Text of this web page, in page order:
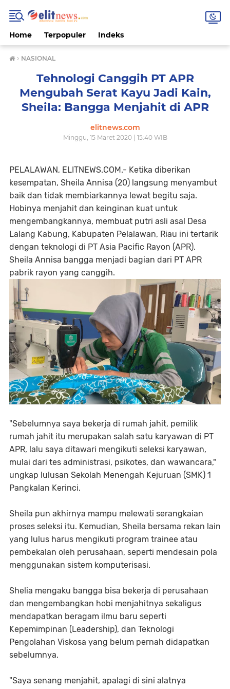
Home Terpopuler Indeks
› NASIONAL
Tehnologi Canggih PT APR
Mengubah Serat Kayu Jadi Kain,
Sheila: Bangga Menjahit di APR
elitnews.com
Minggu, 15 Maret 2020 | 15:40 WIB
PELALAWAN, ELITNEWS.COM.- Ketika diberikan
kesempatan, Sheila Annisa (20) langsung menyambut
baik dan tidak membiarkannya lewat begitu saja.
Hobinya menjahit dan keinginan kuat untuk
mengembangkannya, membuat putri asli asal Desa
Lalang Kabung, Kabupaten Pelalawan, Riau ini tertarik
dengan teknologi di PT Asia Pacific Rayon (APR).
Sheila Annisa bangga menjadi bagian dari PT APR
pabrik rayon yang canggih.
"Sebelumnya saya bekerja di rumah jahit, pemilik
rumah jahit itu merupakan salah satu karyawan di PT
APR, lalu saya ditawari mengikuti seleksi karyawan,
mulai dari tes administrasi, psikotes, dan wawancara,"
ungkap lulusan Sekolah Menengah Kejuruan (SMK) 1
Pangkalan Kerinci.
Sheila pun akhirnya mampu melewati serangkaian
proses seleksi itu. Kemudian, Sheila bersama rekan lain
yang lulus harus mengikuti program trainee atau
pembekalan oleh perusahaan, seperti mendesain pola
menggunakan sistem komputerisasi.
Shelia mengaku bangga bisa bekerja di perusahaan
dan mengembangkan hobi menjahitnya sekaligus
mendapatkan beragam ilmu baru seperti
Kepemimpinan (Leadership), dan Teknologi
Pengolahan Viskosa yang belum pernah didapatkan
sebelumnya.
"Saya senang menjahit, apalagi di sini alatnya